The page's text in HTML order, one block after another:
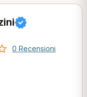
0 Recensioni